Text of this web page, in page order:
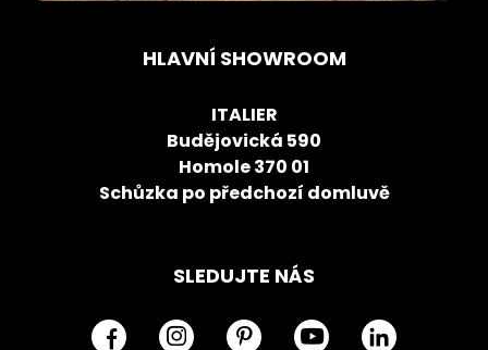
HLAVNÍ SHOWROOM
ITALIER
Budějovická 590
Homole 370 01
Schůzka po předchozí domluvě
SLEDUJTE NÁS